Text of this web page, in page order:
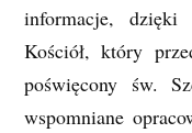
informacje,
Kościół, który
poświęcony św.
wspomniane